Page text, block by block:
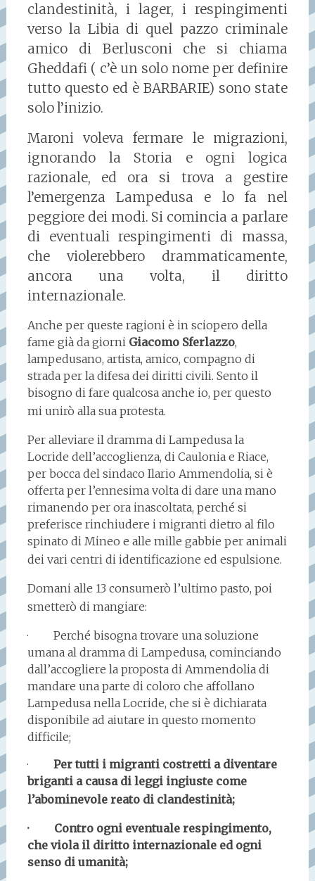
clandestinità, i lager, i respingimenti
verso la Libia di quel pazzo criminale
amico di Berlusconi che si chiama
Gheddafi ( c’è un solo nome per definire
tutto questo ed è BARBARIE) sono state
solo l’inizio.
Maroni voleva fermare le migrazioni,
ignorando la Storia e ogni logica
razionale, ed ora si trova a gestire
l’emergenza Lampedusa e lo fa nel
peggiore dei modi. Si comincia a parlare
di eventuali respingimenti di massa,
che violerebbero drammaticamente,
ancora una volta, il diritto
internazionale.
Anche per queste ragioni è in sciopero della
fame già da giorni Giacomo Sferlazzo,
lampedusano, artista, amico, compagno di
strada per la difesa dei diritti civili. Sento il
bisogno di fare qualcosa anche io, per questo
mi unirò alla sua protesta.
Per alleviare il dramma di Lampedusa la
Locride dell’accoglienza, di Caulonia e Riace,
per bocca del sindaco Ilario Ammendolia, si è
offerta per l’ennesima volta di dare una mano
rimanendo per ora inascoltata, perché si
preferisce rinchiudere i migranti dietro al filo
spinato di Mineo e alle mille gabbie per animali
dei vari centri di identificazione ed espulsione.
Domani alle 13 consumerò l’ultimo pasto, poi
smetterò di mangiare:
· Perché bisogna trovare una soluzione
umana al dramma di Lampedusa, cominciando
dall’accogliere la proposta di Ammendolia di
mandare una parte di coloro che affollano
Lampedusa nella Locride, che si è dichiarata
disponibile ad aiutare in questo momento
difficile;
· Per tutti i migranti costretti a diventare
briganti a causa di leggi ingiuste come
l’abominevole reato di clandestinità;
· Contro ogni eventuale respingimento,
che viola il diritto internazionale ed ogni
senso di umanità;